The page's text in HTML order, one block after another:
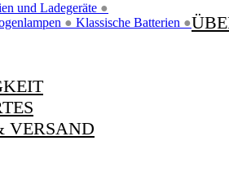
und Ladegeräte ●
● Klassische Batterien ●
VERSAND